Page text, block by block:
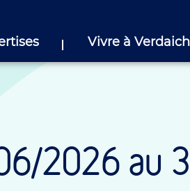
Vivre à Verdaich
2026 au